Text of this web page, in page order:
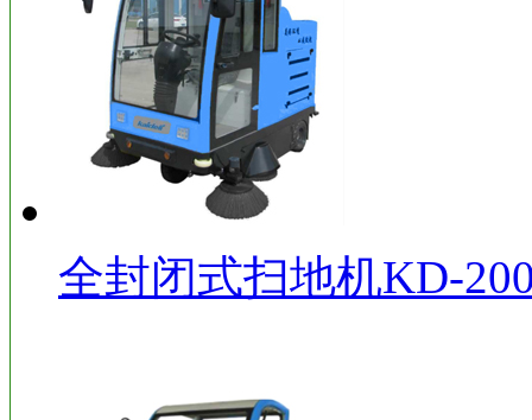
全封闭式扫地机KD-